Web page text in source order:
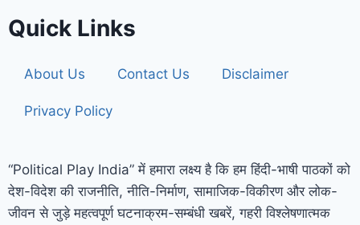
Quick Links
About Us Contact Us Disclaimer
Privacy Policy
“Political Play India” में हमारा लक्ष्य है कि हम हिंदी-भाषी पाठकों को
देश-विदेश की राजनीति, नीति-निर्माण, सामाजिक-विकीरण और लोक-
जीवन से जुड़े महत्वपूर्ण घटनाक्रम-सम्बंधी खबरें, गहरी विश्लेषणात्मक